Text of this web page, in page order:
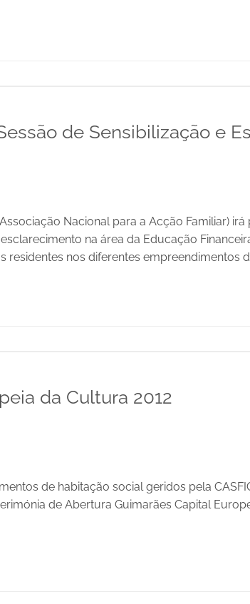
de Sensibilização e
Nacional para a Acção Familiar)
na área da Educação
residentes nos diferentes empreendimentos
da Cultura 2012
de habitação social geridos pela
de Abertura Guimarães Capital